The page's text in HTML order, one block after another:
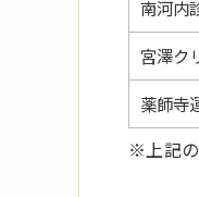
南河内
宮澤ク
薬師寺
※上記の